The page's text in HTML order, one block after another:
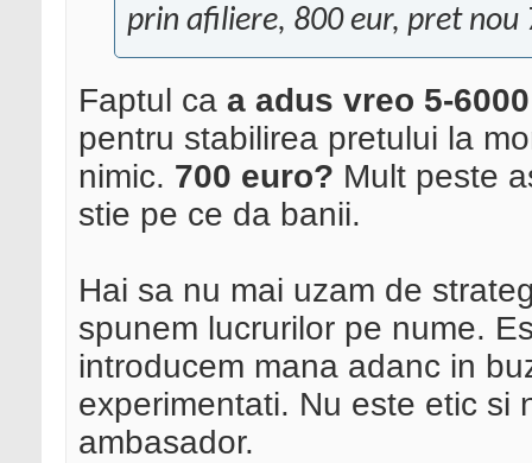
prin afiliere, 800 eur, pret nou
Faptul ca a adus vreo 5-
pentru stabilirea pretului la
nimic. 700 euro? Mult peste
stie pe ce da banii.
Hai sa nu mai uzam de
spunem lucrurilor pe nume.
introducem mana adanc in
experimentati. Nu este etic si
ambasador.